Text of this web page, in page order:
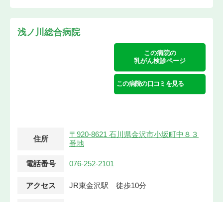
浅ノ川総合病院
この病院の
乳がん検診ページ
この病院の口コミを見る
住所
〒920-8621 石川県金沢市小坂町中８３
番地
電話番号 076-252-2101
アクセス JR東金沢駅 徒歩10分